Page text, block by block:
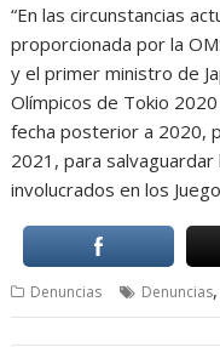
“En las circunstancias
proporcionada por la
y el primer ministro de
Olímpicos de Tokio
fecha posterior a 2020,
2021, para
involucrados en los
Denuncias Denuncias,